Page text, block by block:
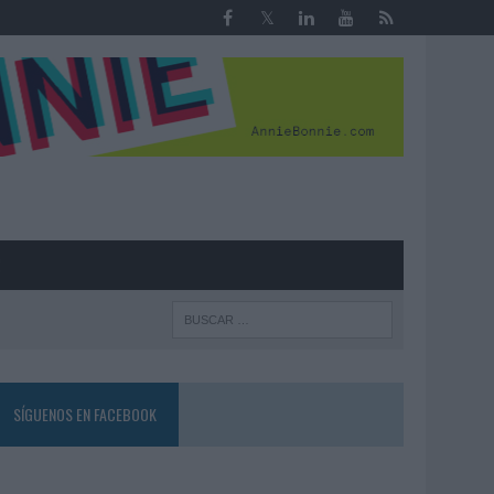
SÍGUENOS EN FACEBOOK